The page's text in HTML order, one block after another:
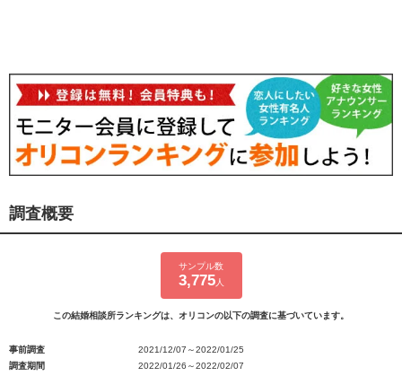
調査概要
サンプル数
3,775人
この結婚相談所ランキングは、オリコンの以下の調査に基づいています。
事前調査
2021/12/07～2022/01/25
調査期間
2022/01/26～2022/02/07